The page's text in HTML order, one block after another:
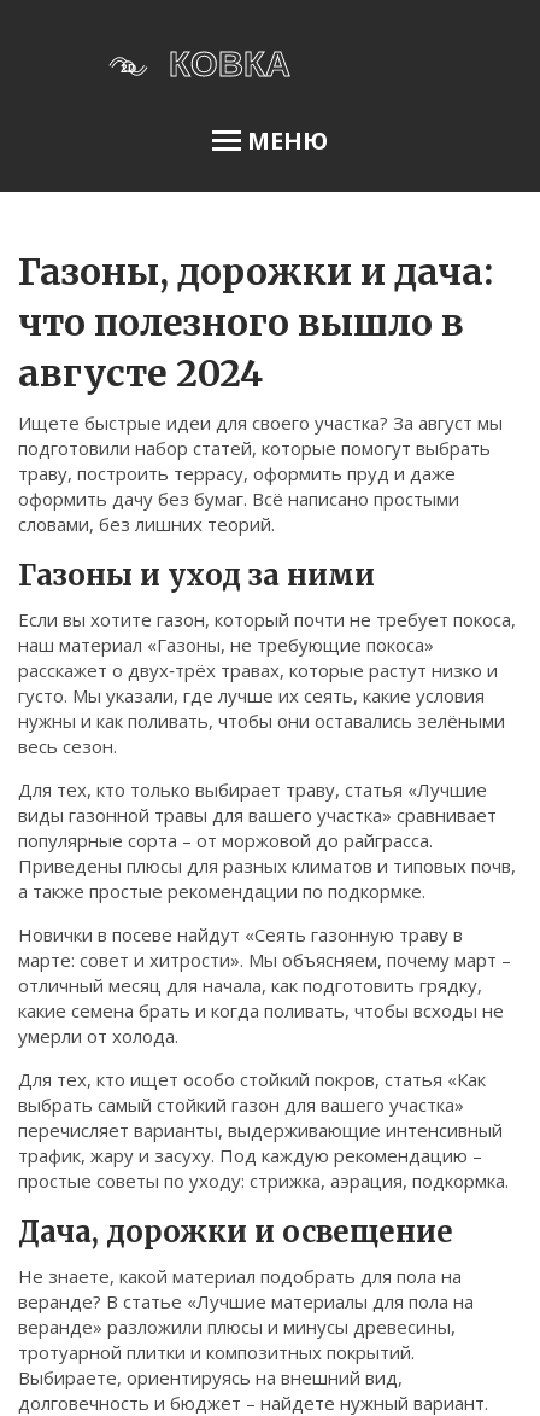
МЕНЮ
Меню
О нас
Условия использования
Политика конфиденциальности
ФЗ-152
Связаться
© 2026. Все права защищены.
Газоны, дорожки и дача:
что полезного вышло в
августе 2024
Ищете быстрые идеи для своего участка? За август мы
подготовили набор статей, которые помогут выбрать
траву, построить террасу, оформить пруд и даже
оформить дачу без бумаг. Всё написано простыми
словами, без лишних теорий.
Газоны и уход за ними
Если вы хотите газон, который почти не требует покоса,
наш материал «Газоны, не требующие покоса»
расскажет о двух‑трёх травах, которые растут низко и
густо. Мы указали, где лучше их сеять, какие условия
нужны и как поливать, чтобы они оставались зелёными
весь сезон.
Для тех, кто только выбирает траву, статья «Лучшие
виды газонной травы для вашего участка» сравнивает
популярные сорта – от моржовой до райграсса.
Приведены плюсы для разных климатов и типовых почв,
а также простые рекомендации по подкормке.
Новички в посеве найдут «Сеять газонную траву в
марте: совет и хитрости». Мы объясняем, почему март –
отличный месяц для начала, как подготовить грядку,
какие семена брать и когда поливать, чтобы всходы не
умерли от холода.
Для тех, кто ищет особо стойкий покров, статья «Как
выбрать самый стойкий газон для вашего участка»
перечисляет варианты, выдерживающие интенсивный
трафик, жару и засуху. Под каждую рекомендацию –
простые советы по уходу: стрижка, аэрация, подкормка.
Дача, дорожки и освещение
Не знаете, какой материал подобрать для пола на
веранде? В статье «Лучшие материалы для пола на
веранде» разложили плюсы и минусы древесины,
тротуарной плитки и композитных покрытий.
Выбираете, ориентируясь на внешний вид,
долговечность и бюджет – найдете нужный вариант.